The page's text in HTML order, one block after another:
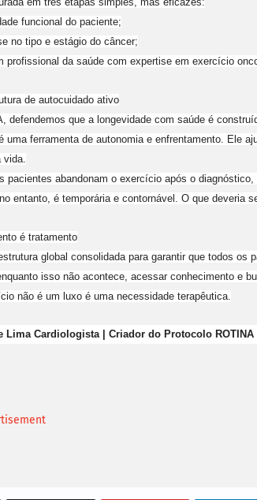
funcional do paciente;
no tipo e estágio do câncer;
profissional da saúde com expertise em exercício
de autocuidado ativo
defendemos que a longevidade com saúde é
uma ferramenta de autonomia e enfrentamento. Ele
pacientes abandonam o exercício após o
entanto, é temporária e contornável. O que deveria
é tratamento
global consolidada para garantir que todos
isso não acontece, acessar conhecimento e
não é um luxo é uma necessidade terapêutica.
Lima Cardiologista | Criador do Protocolo